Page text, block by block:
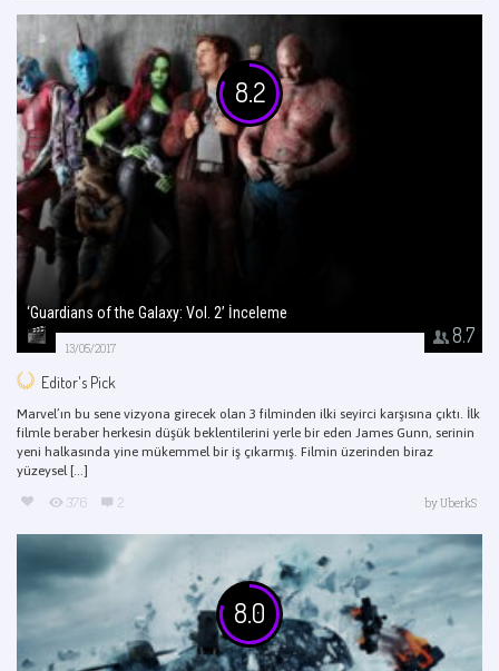
8.2
8.7
‘Guardians of the Galaxy: Vol. 2’ İnceleme
13/05/2017
Editor's Pick
Marvel’ın bu sene vizyona girecek olan 3 filminden ilki seyirci karşısına çıktı. İlk
filmle beraber herkesin düşük beklentilerini yerle bir eden James Gunn, serinin
yeni halkasında yine mükemmel bir iş çıkarmış. Filmin üzerinden biraz
yüzeysel [...]
376 2 byUberkS
8.0